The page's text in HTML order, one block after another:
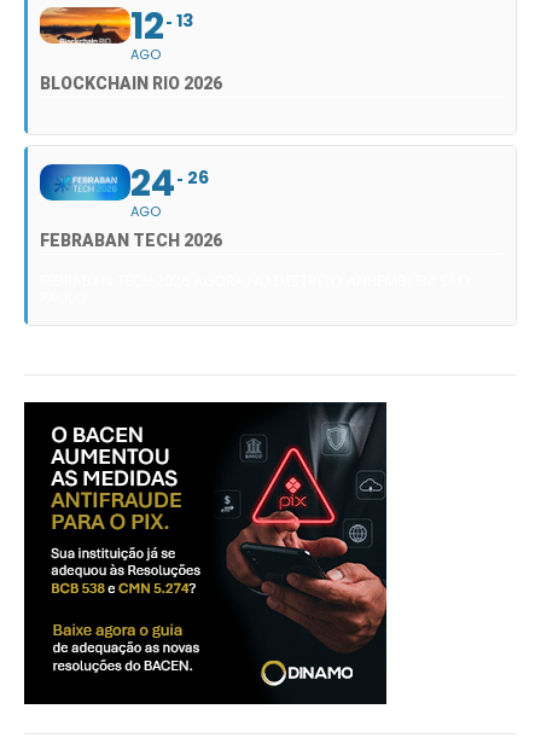
12
AGO
13
BLOCKCHAIN RIO 2026
24
AGO
26
FEBRABAN TECH 2026